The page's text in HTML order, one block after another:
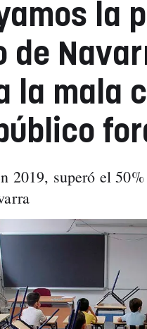
la
de
la mala
2019, superó el